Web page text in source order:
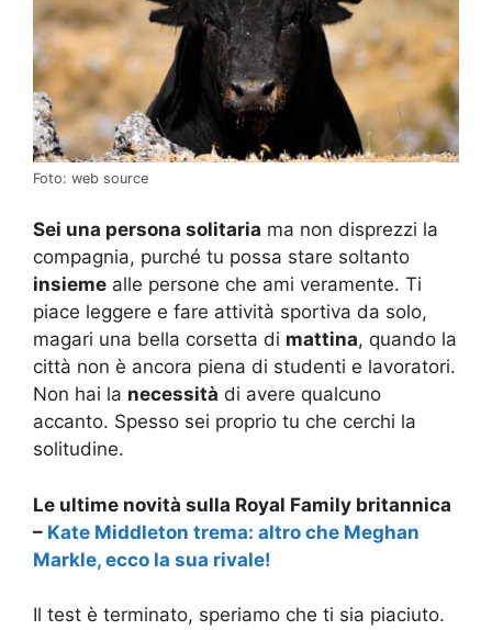
Foto: web source
Sei una persona solitaria ma non disprezzi la
compagnia, purché tu possa stare soltanto
insieme alle persone che ami veramente. Ti
piace leggere e fare attività sportiva da solo,
magari una bella corsetta di mattina, quando la
città non è ancora piena di studenti e lavoratori.
Non hai la necessità di avere qualcuno
accanto. Spesso sei proprio tu che cerchi la
solitudine.
Le ultime novità sulla Royal Family britannica
– Kate Middleton trema: altro che Meghan
Markle, ecco la sua rivale!
Il test è terminato, speriamo che ti sia piaciuto.